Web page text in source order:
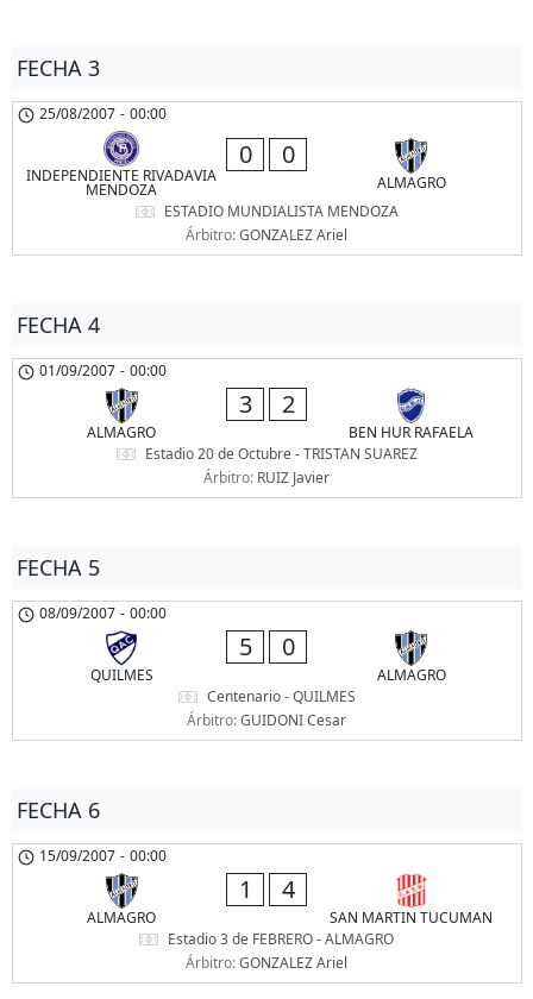
FECHA 3
25/08/2007 - 00:00
INDEPENDIENTE RIVADAVIA
MENDOZA
0 0
ALMAGRO
ESTADIO MUNDIALISTA MENDOZA
Árbitro:GONZALEZ Ariel
FECHA 4
01/09/2007 - 00:00
ALMAGRO
3 2
BEN HUR RAFAELA
Estadio 20 de Octubre - TRISTAN SUAREZ
Árbitro: RUIZ Javier
FECHA 5
08/09/2007 - 00:00
QUILMES
5 0
ALMAGRO
Centenario - QUILMES
Árbitro:GUIDONI Cesar
FECHA 6
15/09/2007 - 00:00
ALMAGRO
1 4
SAN MARTIN TUCUMAN
Estadio 3 de FEBRERO - ALMAGRO
Árbitro:GONZALEZ Ariel